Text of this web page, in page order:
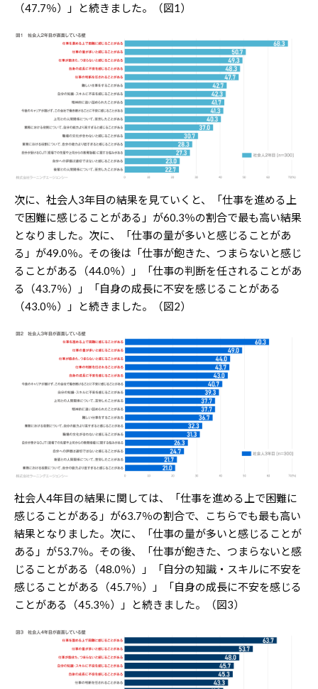
（47.7％）」と続きました。（図1）
次に、社会人3年目の結果を見ていくと、「仕事を進める上
で困難に感じることがある」が60.3％の割合で最も高い結果
となりました。次に、「仕事の量が多いと感じることがあ
る」が49.0％。その後は「仕事が飽きた、つまらないと感じ
ることがある（44.0％）」「仕事の判断を任されることがあ
る（43.7％）」「自身の成長に不安を感じることがある
（43.0％）」と続きました。（図2）
社会人4年目の結果に関しては、「仕事を進める上で困難に
感じることがある」が63.7％の割合で、こちらでも最も高い
結果となりました。次に、「仕事の量が多いと感じることが
ある」が53.7％。その後、「仕事が飽きた、つまらないと感
じることがある（48.0％）」「自分の知識・スキルに不安を
感じることがある（45.7％）」「自身の成長に不安を感じる
ことがある（45.3％）」と続きました。（図3）